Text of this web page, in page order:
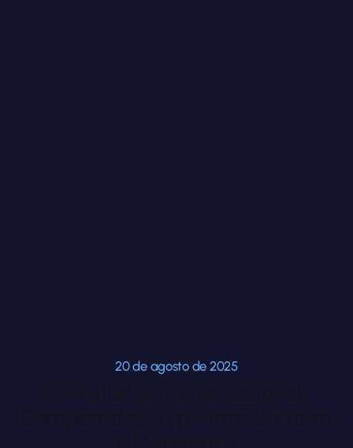
20 de agosto de 2025